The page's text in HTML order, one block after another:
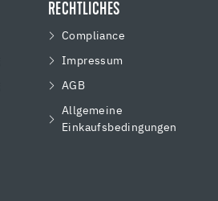
RECHTLICHES
Compliance
Impressum
AGB
Allgemeine
Einkaufsbedingungen